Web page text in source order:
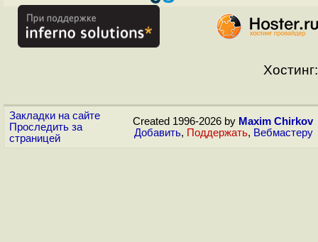
Хостинг:
Закладки на сайте
Проследить за
страницей
Created 1996-2026 by Maxim Chirkov
Добавить, Поддержать, Вебмастеру